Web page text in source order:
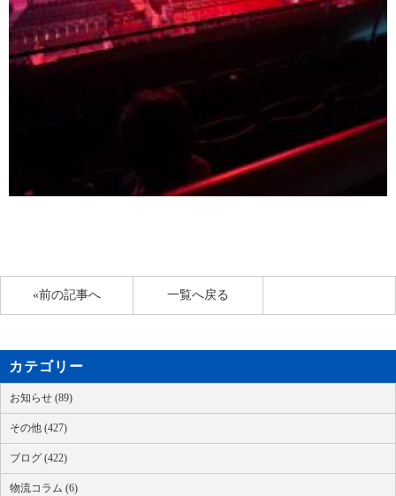
«前の記事へ 一覧へ戻る
カテゴリー
お知らせ (89)
その他 (427)
ブログ (422)
物流コラム (6)